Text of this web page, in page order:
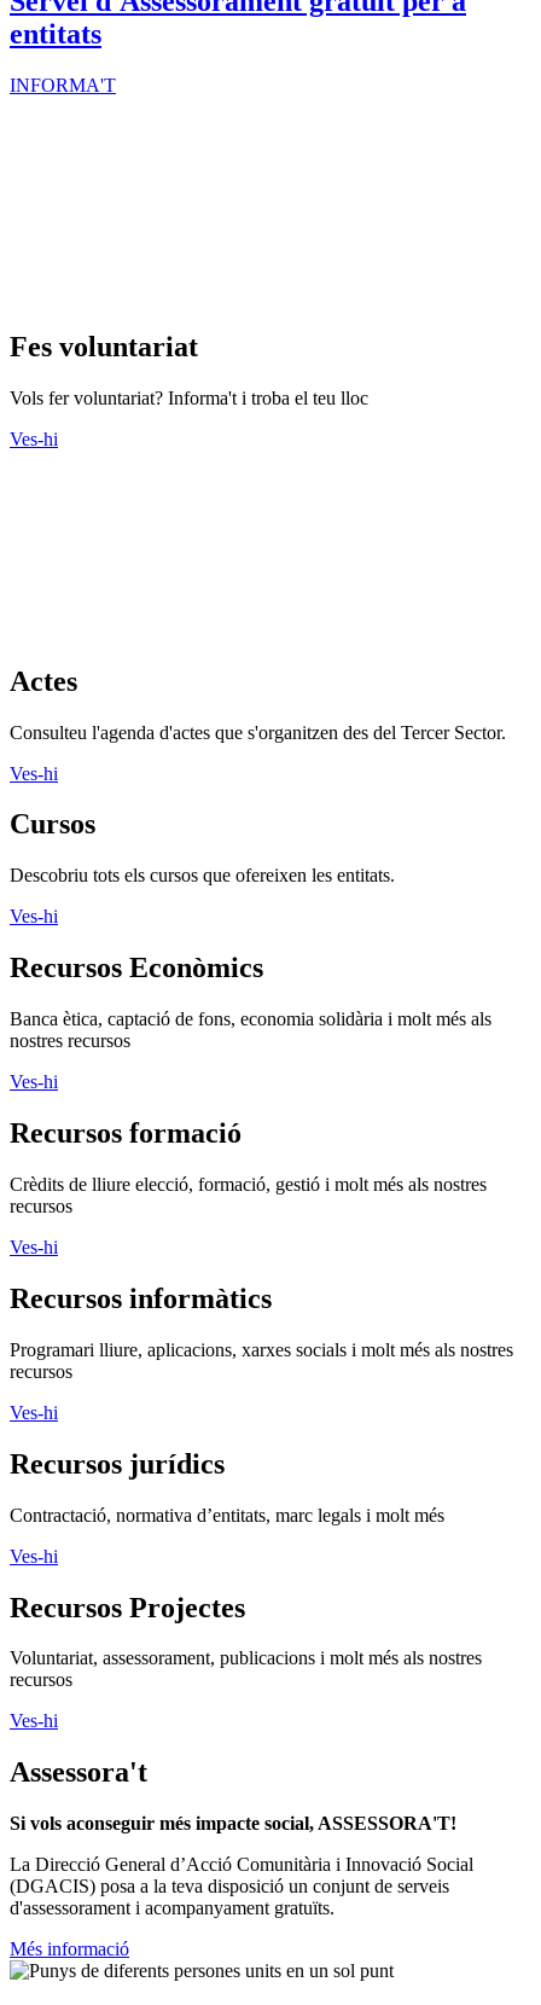
entitats
INFORMA'T
Fes voluntariat
Vols fer voluntariat? Informa't i troba el teu lloc
Ves-hi
Actes
Consulteu l'agenda d'actes que s'organitzen des del Tercer Sector.
Ves-hi
Cursos
Descobriu tots els cursos que ofereixen les entitats.
Ves-hi
Recursos Econòmics
Banca ètica, captació de fons, economia solidària i molt més als
nostres recursos
Ves-hi
Recursos formació
Crèdits de lliure elecció, formació, gestió i molt més als nostres
recursos
Ves-hi
Recursos informàtics
Programari lliure, aplicacions, xarxes socials i molt més als nostres
recursos
Ves-hi
Recursos jurídics
Contractació, normativa d’entitats, marc legals i molt més
Ves-hi
Recursos Projectes
Voluntariat, assessorament, publicacions i molt més als nostres
recursos
Ves-hi
Assessora't
Si vols aconseguir més impacte social, ASSESSORA'T!
La Direcció General d’Acció Comunitària i Innovació Social
(DGACIS) posa a la teva disposició un conjunt de serveis
d'assessorament i acompanyament gratuïts.
Més informació